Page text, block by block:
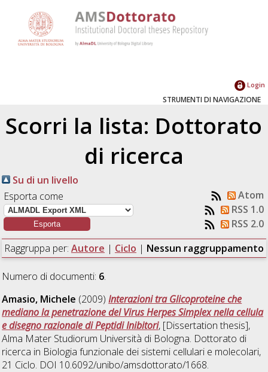
Login
STRUMENTI DI NAVIGAZIONE
Scorri la lista: Dottorato
di ricerca
Su di un livello
Esporta come
Atom
RSS 1.0
RSS 2.0
Raggruppa per: Autore | Ciclo | Nessun raggruppamento
Numero di documenti: 6.
Amasio, Michele (2009)Interazioni tra Glicoproteine che
mediano la penetrazione del Virus Herpes Simplex nella cellula
e disegno razionale di Peptidi Inibitori, [Dissertation thesis],
Alma Mater Studiorum Università di Bologna. Dottorato di
ricerca in Biologia funzionale dei sistemi cellulari e molecolari,
21 Ciclo. DOI 10.6092/unibo/amsdottorato/1668.